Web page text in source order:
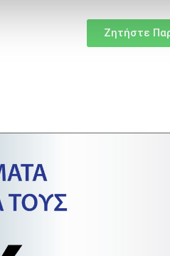
Ζητήστε